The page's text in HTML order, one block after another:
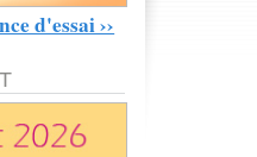
d'essai ››